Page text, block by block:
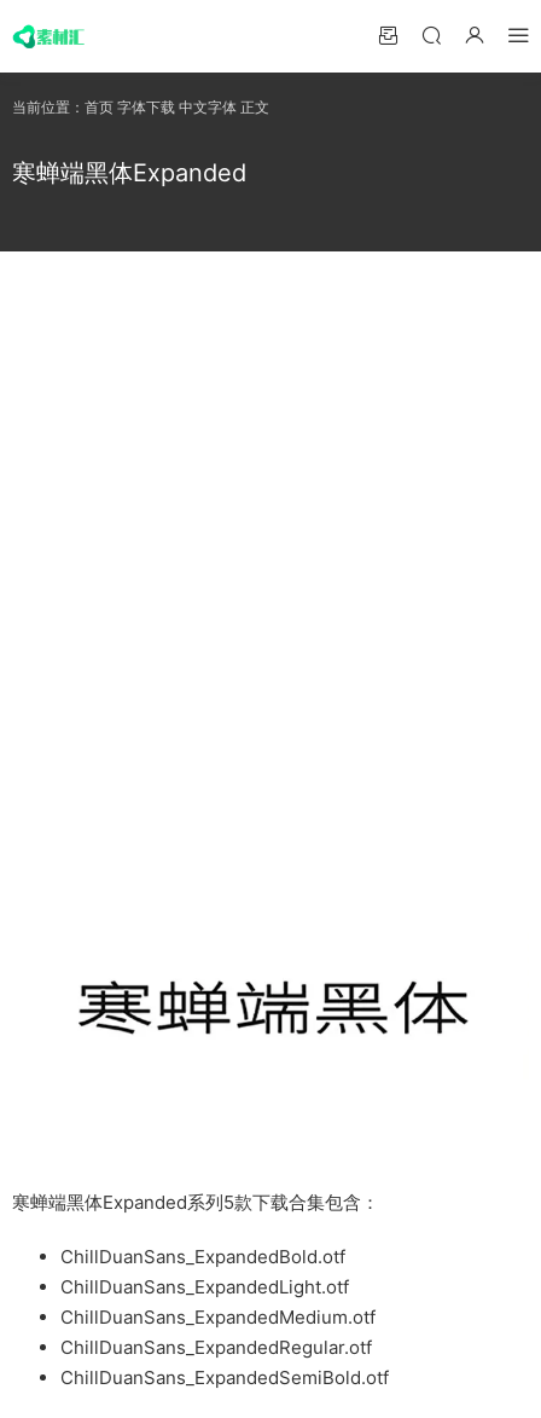
当前位置： 首页 字体下载 中文字体 正文
寒蝉端黑体Expanded
寒蝉端黑体Expanded系列5款下载合集包含：
ChillDuanSans_ExpandedBold.otf
ChillDuanSans_ExpandedLight.otf
ChillDuanSans_ExpandedMedium.otf
ChillDuanSans_ExpandedRegular.otf
ChillDuanSans_ExpandedSemiBold.otf